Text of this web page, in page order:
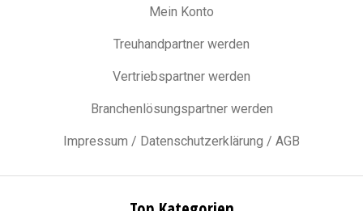
Mein Konto
Treuhandpartner werden
Vertriebspartner werden
Branchenlösungspartner werden
Impressum / Datenschutzerklärung / AGB